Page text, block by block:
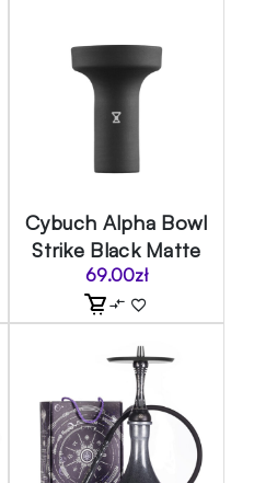
Cybuch Alpha Bowl
Strike Black Matte
69.00zł